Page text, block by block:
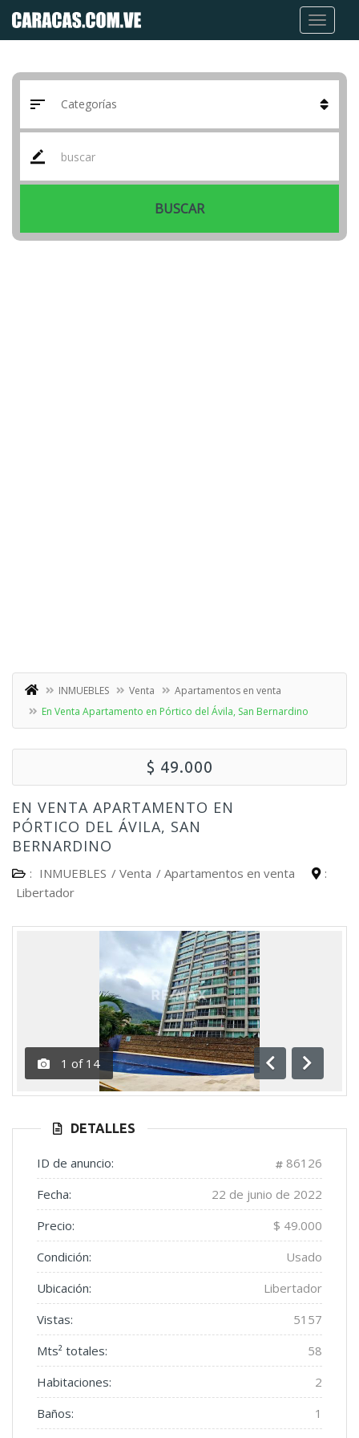
BUSCAR
INMUEBLES Venta
Apartamentos en venta
En Venta Apartamento en Pórtico del Ávila, San Bernardino
$ 49.000
EN VENTA APARTAMENTO EN
PÓRTICO DEL ÁVILA, SAN
BERNARDINO
: INMUEBLES / Venta / Apartamentos en venta
:
Libertador
1 of 14
Anterior
DETALLES
ID de anuncio:
86126
Fecha:
22 de junio de 2022
Precio:
$ 49.000
Condición:
Usado
Ubicación:
Libertador
Vistas:
5157
Mts² totales:
58
Habitaciones:
2
Baños:
1